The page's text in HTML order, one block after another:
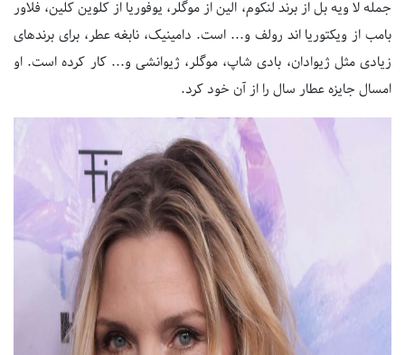
جمله لا ویه بل از برند لنکوم، الین از موگلر، یوفوریا از کلوین کلین، فلاور
بامب از ویکتوریا اند رولف و... است. دامینیک، نابغه عطر، برای برندهای
زیادی مثل ژیوادان، بادی شاپ، موگلر، ژیوانشی و... کار کرده است. او
امسال جایزه عطار سال را از آن خود کرد.